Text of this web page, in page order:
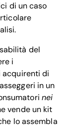
di un caso
del
i
acquirenti di
in un
nei
vende un kit
lo assembla